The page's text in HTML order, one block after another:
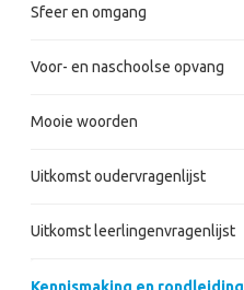
Sfeer en omgang
Voor- en naschoolse opvang
Mooie woorden
Uitkomst oudervragenlijst
Uitkomst leerlingenvragenlijst